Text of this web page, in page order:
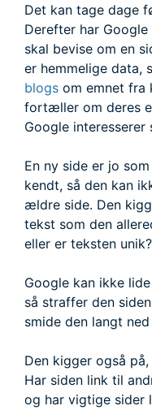
Det kan tage dage
Derefter har
skal bevise om en
er hemmelige data,
blogs om emnet fra
fortæller om deres
Google interesserer
En ny side er jo
kendt, så den kan
ældre side. Den
tekst som den
eller er teksten unik?
Google kan ikke
så straffer den
smide den langt
Den kigger også
Har siden link til
og har vigtige sider